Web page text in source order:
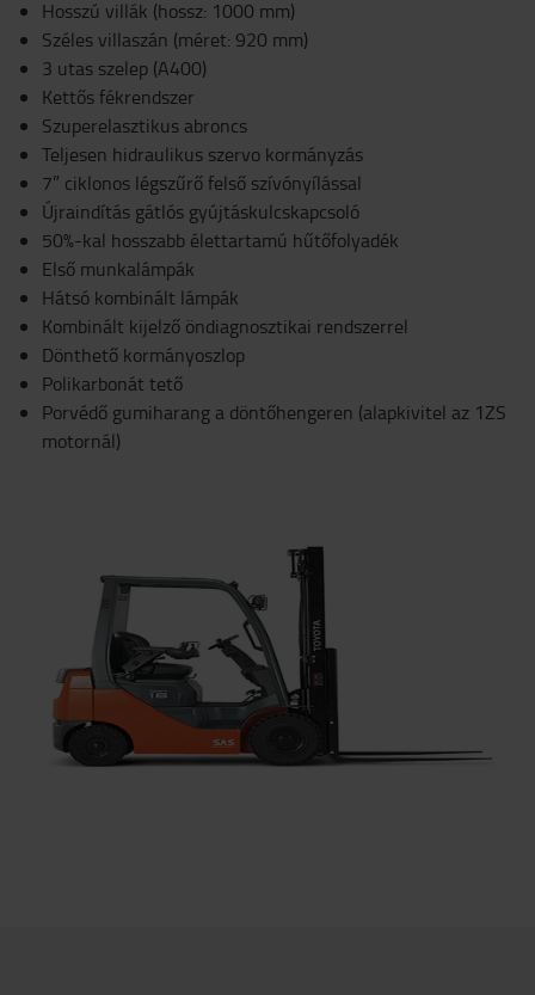
Hosszú villák (hossz: 1000 mm)
Széles villaszán (méret: 920 mm)
3 utas szelep (A400)
Kettős fékrendszer
Szuperelasztikus abroncs
Teljesen hidraulikus szervo kormányzás
7” ciklonos légszűrő felső szívónyílással
Újraindítás gátlós gyújtáskulcskapcsoló
50%-kal hosszabb élettartamú hűtőfolyadék
Első munkalámpák
Hátsó kombinált lámpák
Kombinált kijelző öndiagnosztikai rendszerrel
Dönthető kormányoszlop
Polikarbonát tető
Porvédő gumiharang a döntőhengeren (alapkivitel az 1ZS
motornál)